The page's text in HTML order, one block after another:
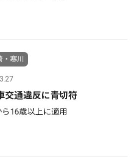
寒川
交通違反に青切符
ら16歳以上に適用